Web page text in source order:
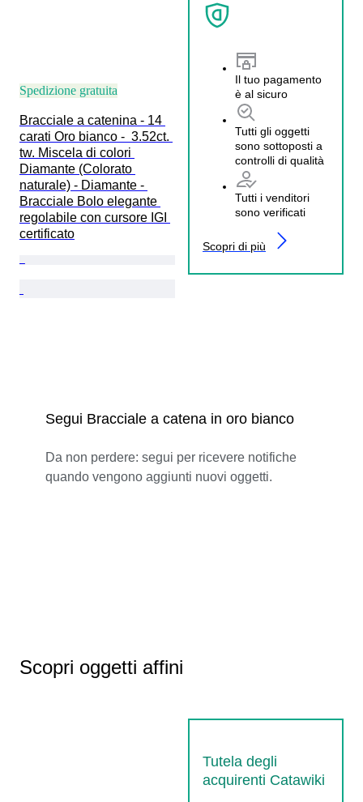
Spedizione gratuita
Bracciale a catenina - 14
carati Oro bianco -  3.52ct.
tw. Miscela di colori
Diamante (Colorato
naturale) - Diamante -
Bracciale Bolo elegante
regolabile con cursore IGI
certificato
Il tuo pagamento
è al sicuro
Tutti gli oggetti
sono sottoposti a
controlli di qualità
Tutti i venditori
sono verificati
Scopri di più
Segui Bracciale a catena in oro bianco
Da non perdere: segui per ricevere notifiche
quando vengono aggiunti nuovi oggetti.
Scopri oggetti affini
Tutela degli
acquirenti Catawiki